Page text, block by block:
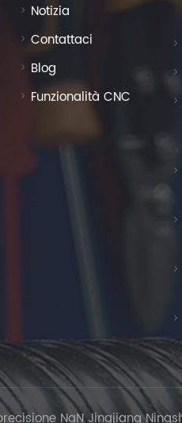
Notizia
Contattaci
Blog
Funzionalità CNC
NaN Jingjiang